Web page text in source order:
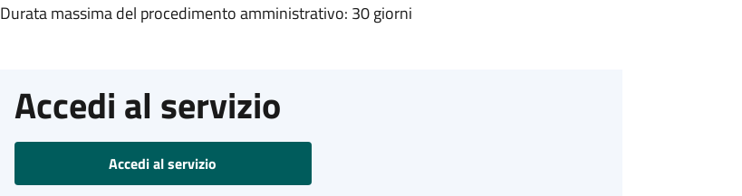
Durata massima del procedimento amministrativo: 30 giorni
Accedi al servizio
Accedi al servizio